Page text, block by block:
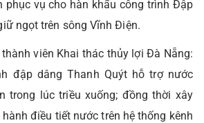
phục vụ cho hàn khẩu công trình Đập
ngọt trên sông Vĩnh Điện.
viên Khai thác thủy lợi Đà Nẵng:
đập dâng Thanh Quýt hỗ trợ nước
trong lúc triều xuống; đồng thời xây
điều tiết nước trên hệ thống kênh